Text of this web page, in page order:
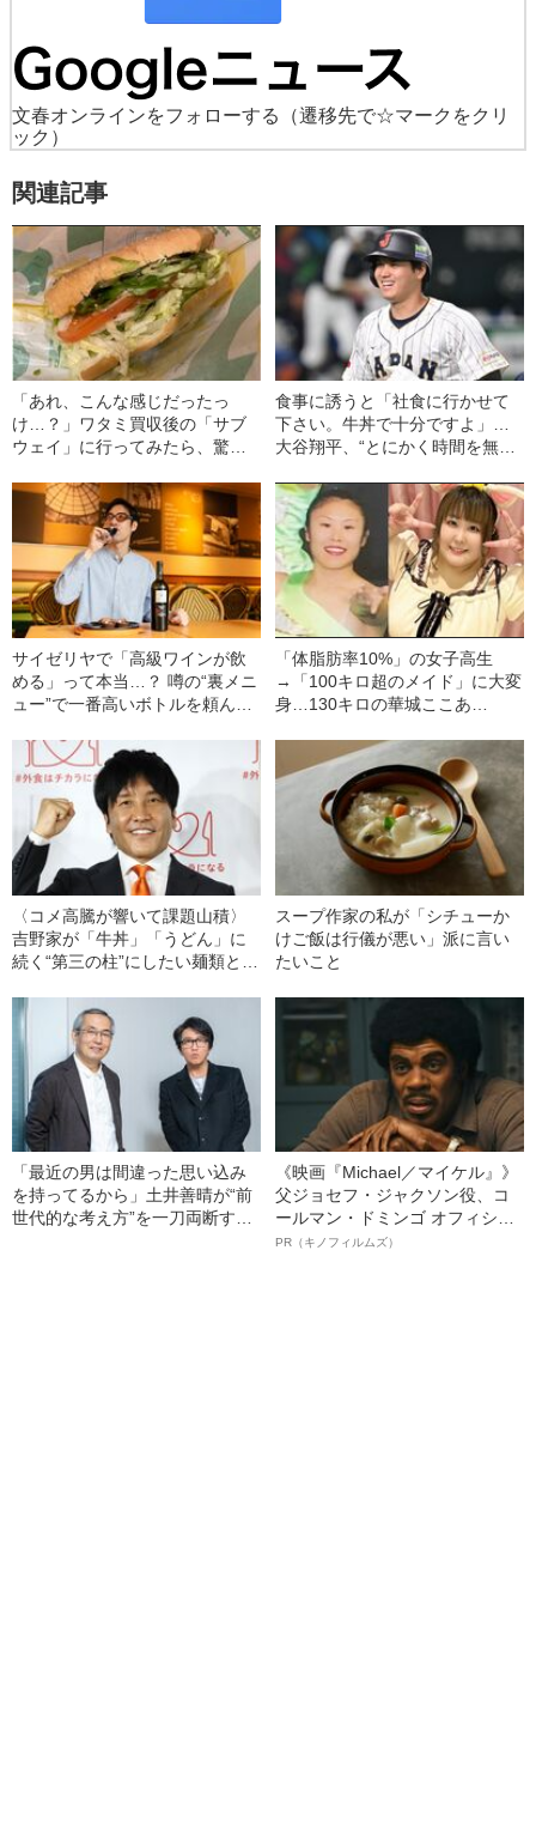
文春オンラインをフォローする
（遷移先で☆マークをクリ
ック）
関連記事
「あれ、こんな感じだったっ
け…？」ワタミ買収後の「サブ
ウェイ」に行ってみたら、驚き
食事に誘うと「社食に行かせて
下さい。牛丼で十分ですよ」…
大谷翔平、“とにかく時間を無駄
サイゼリヤで「高級ワインが飲
める」って本当…？ 噂の“裏メニ
ュー”で一番高いボトルを頼んで
「体脂肪率10%」の女子高生
→「100キロ超のメイド」に大変
身…130キロの華城ここあ
スを克服したワケ
〈コメ高騰が響いて課題山積〉
吉野家が「牛丼」「うどん」に
続く“第三の柱”にしたい麺類と
スープ作家の私が「シチューか
けご飯は行儀が悪い」派に言い
たいこと
「最近の男は間違った思い込み
を持ってるから」土井善晴が“前
世代的な考え方”を一刀両断する
《映画『Michael／マイケル』》
父ジョセフ・ジャクソン役、コ
ールマン・ドミンゴ オフィシャ
ルインタビュー“観客を魅了した
PR（キノフィルムズ）